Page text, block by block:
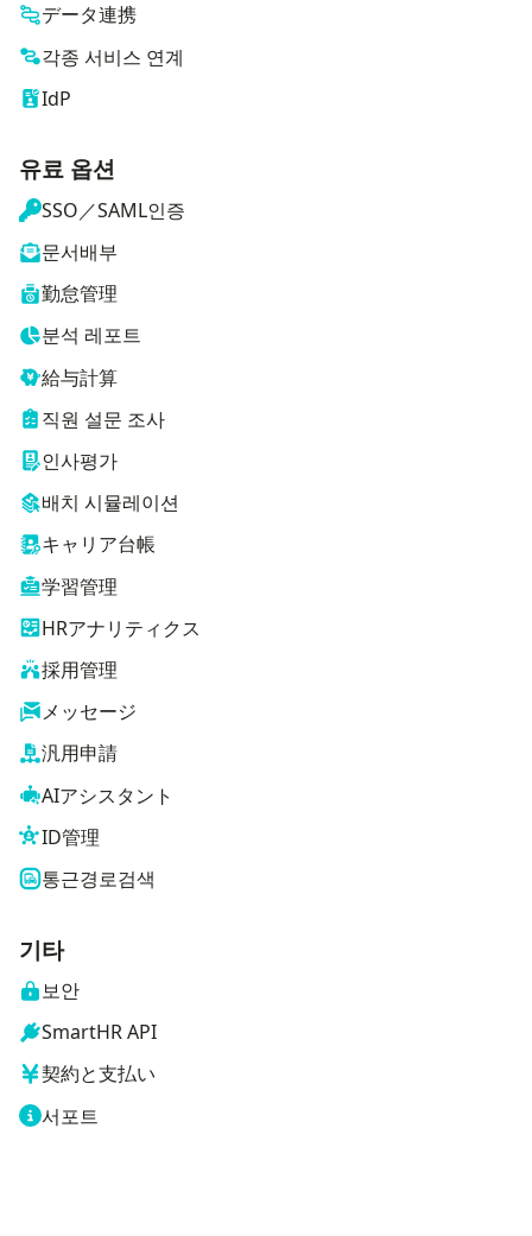
データ連携
각종 서비스 연계
IdP
유료 옵션
SSO／SAML인증
문서배부
勤怠管理
분석 레포트
給与計算
직원 설문 조사
인사평가
배치 시뮬레이션
キャリア台帳
学習管理
HRアナリティクス
採用管理
メッセージ
汎用申請
AIアシスタント
ID管理
통근경로검색
기타
보안
SmartHR API
契約と支払い
서포트